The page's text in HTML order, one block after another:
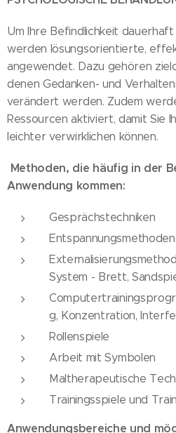
Um Ihre Befindlichkeit
werden lösungsorientierte,
angewendet. Dazu gehören
denen Gedanken- und
verändert werden. Zudem
Ressourcen aktiviert, damit Sie
leichter verwirklichen können.
Methoden, die häufig in der
Anwendung kommen:
Gesprächstechniken
Entspannungsmethoden
System - Brett,
g, Konzentration,
Rollenspiele
Arbeit mit Symbolen
Maltherapeutische
Trainingsspiele und
Anwendungsbereiche und